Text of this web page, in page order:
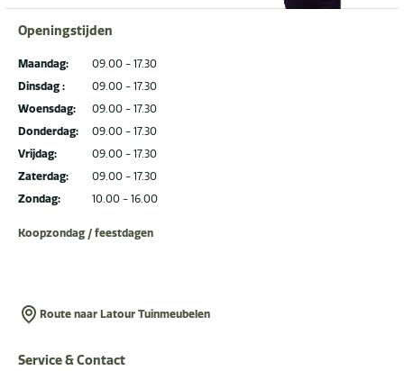
Openingstijden
Maandag:
Dinsdag :
Woensdag:
Donderdag:
Vrijdag:
Zaterdag:
Zondag:
09.00 - 17.30
09.00 - 17.30
09.00 - 17.30
09.00 - 17.30
09.00 - 17.30
09.00 - 17.30
10.00 - 16.00
Koopzondag / feestdagen
Route naar Latour Tuinmeubelen
Service & Contact